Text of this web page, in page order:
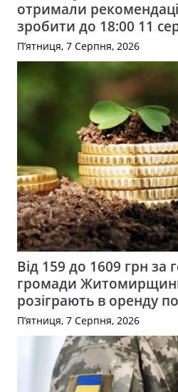
отримали
зробити до 18:00 11
П’ятниця, 7 Серпня, 2026
Від 159 до 1609 грн за
громади
розіграють в оренду
П’ятниця, 7 Серпня, 2026